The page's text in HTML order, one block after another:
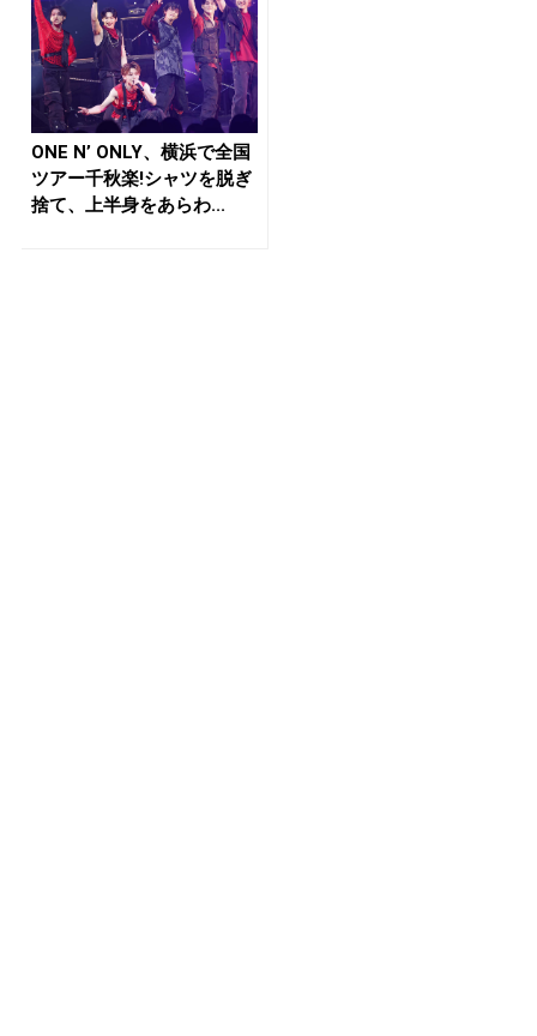
ONE N’ ONLY、横浜で全国
ツアー千秋楽!シャツを脱ぎ
捨て、上半身をあらわ...